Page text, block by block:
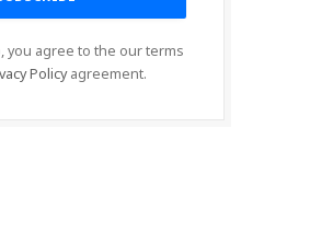
you agree to the our terms
Policyagreement.